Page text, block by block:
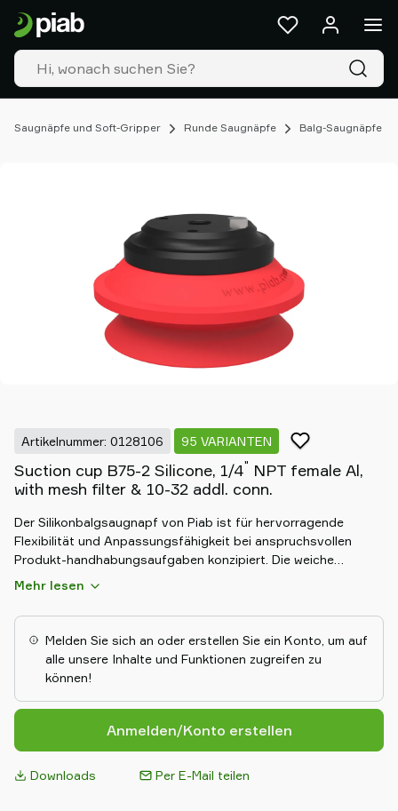
Saugnäpfe und Soft-Gripper Runde Saugnäpfe Balg-Saugnäpfe
Artikelnummer: 0128106 95 VARIANTEN
Suction cup B75-2 Silicone, 1/4" NPT female Al,
with mesh filter & 10-32 addl. conn.
Der Silikonbalgsaugnapf von Piab ist für hervorragende
Flexibilität und Anpassungsfähigkeit bei anspruchsvollen
Produkt-handhabungsaufgaben konzipiert. Die weiche
Silikonkonstruktion gewährleistet einen sanften Griff. Sein
von Höhenunterschieden und eine effektive Handhabung von
unebenen Objekten. Langlebig und chemikalienbeständig,
bietet der Balgsaugnapf aus Silikon zuverlässige, sichere und
effiziente Leistung in anspruchsvollen
Mehr lesen
Melden Sie sich an oder erstellen Sie ein Konto, um auf
alle unsere Inhalte und Funktionen zugreifen zu
können!
Anmelden/Konto erstellen
Downloads Per E-Mail teilen
Produkte
&
Lösungen
Industrien
Unsere
Ressourcen